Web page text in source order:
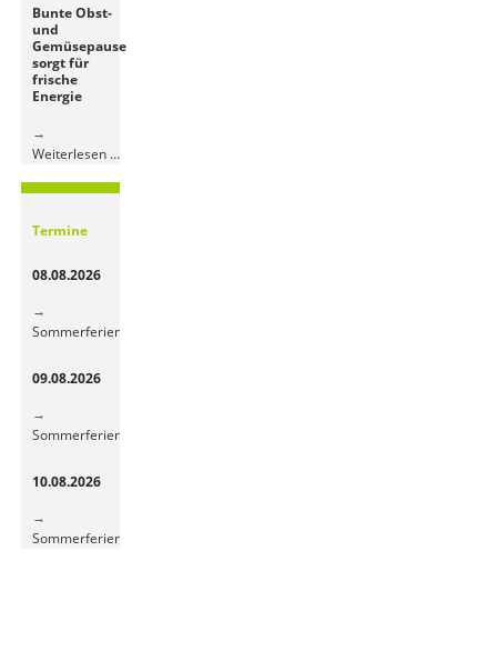
Bunte Obst-
und
Gemüsepause
sorgt für
frische
Energie
Weiterlesen …Bunte
und
Termine
08.08.2026
Sommerferien
09.08.2026
Sommerferien
10.08.2026
Sommerferien